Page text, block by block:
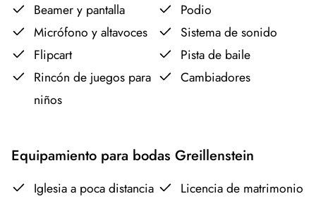
Beamer y pantalla
Podio
Micrófono y altavoces
Sistema de sonido
Flipcart
Pista de baile
Rincón de juegos para
niños
Cambiadores
Equipamiento para bodas Greillenstein
Iglesia a poca distancia
Licencia de matrimonio